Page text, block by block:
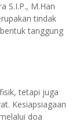
S.I.P., M.Han
tindak
tanggung
tetapi juga
Kesiapsiagaan
doa